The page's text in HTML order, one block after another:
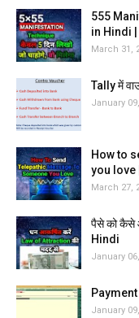
555
in Hindi
March 31,
Tally में
January
How to
you love
March 27,
पैसे को कैसे
Hindi
January
January